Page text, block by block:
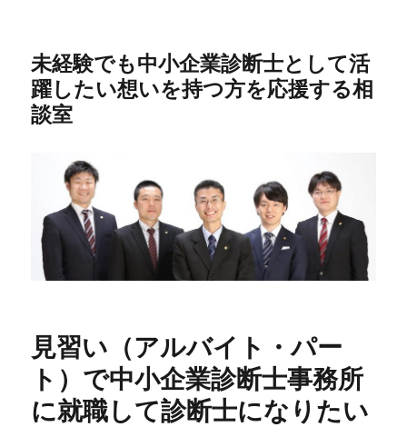
未経験でも中小企業診断士として活
躍したい想いを持つ方を応援する相
談室
見習い（アルバイト・パー
ト）で中小企業診断士事務所
に就職して診断士になりたい